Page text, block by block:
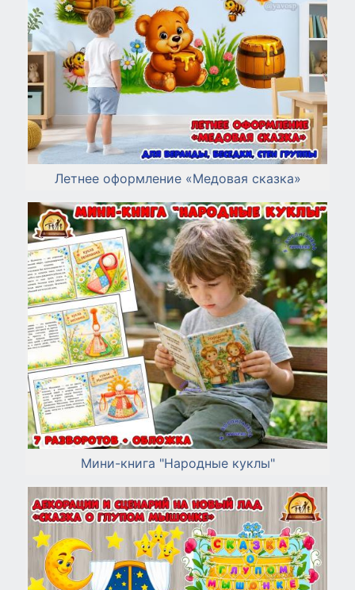
Летнее оформление «Медовая сказка»
Мини-книга "Народные куклы"